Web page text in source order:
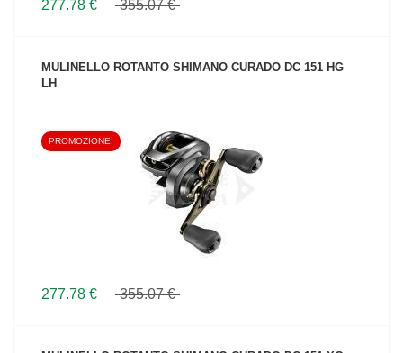
277.78 € 355.07 €
MULINELLO ROTANTO SHIMANO CURADO DC 151 HG
LH
VEDI IL PRODOTTO
PROMOZIONE!
277.78 € 355.07 €